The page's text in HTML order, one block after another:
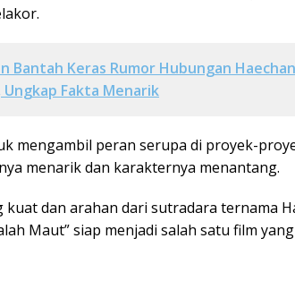
Bantah Keras Rumor Hubungan
Ungkap Fakta Menarik
mengambil peran serupa di proyek-
menarik dan karakternya menantang.
kuat dan arahan dari sutradara ternama
Maut” siap menjadi salah satu film